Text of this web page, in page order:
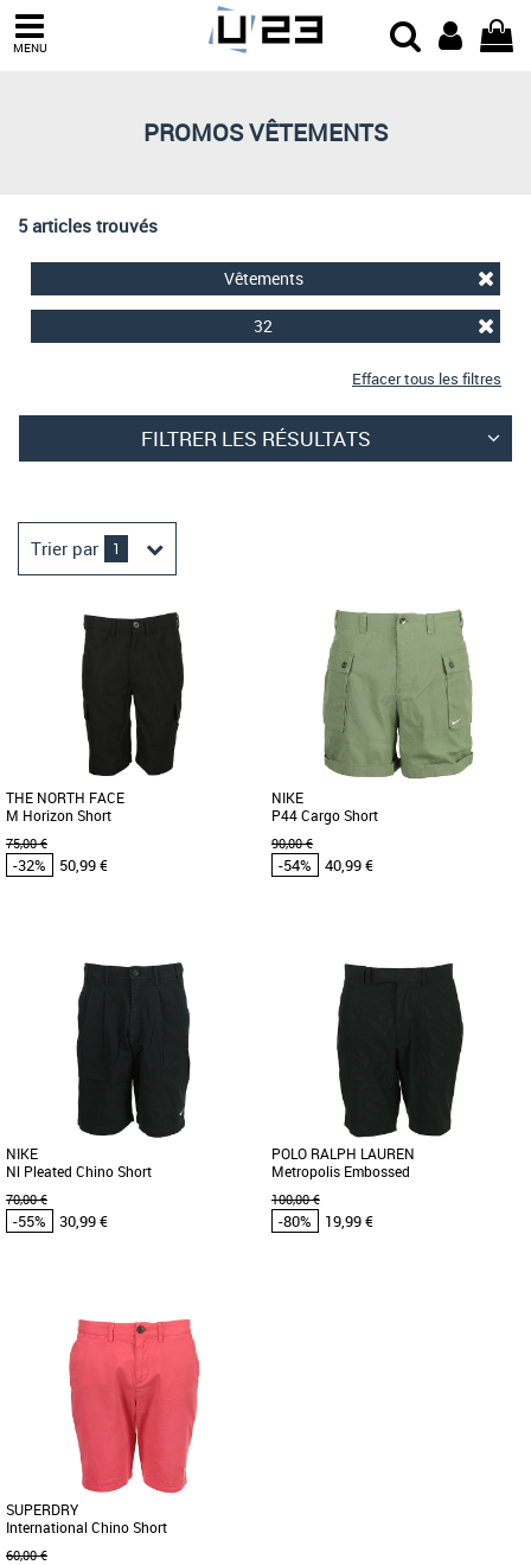
MENU
PROMOS VÊTEMENTS
5 articles trouvés
Vêtements
32
Effacer tous les filtres
FILTRER LES RÉSULTATS
Trier par 1
Trier par
Meilleures remises
THE NORTH FACE
M Horizon Short
75,00 €
-32% 50,99 €
36 38
Vêtements pas cher et Promos
Ce short léger et confortable vous
accompagnera dans toutes vos sorties
en montagne. Il possède de [...]
NIKE
P44 Cargo Short
90,00 €
-54% 40,99 €
36 38
Vêtements pas cher et Promos
Vêtements
Confectionné dans une toile de coton
impeccable et présentant une coupe
d'inspiration militaire, ce [...]
NIKE
Nl Pleated Chino Short
70,00 €
-55% 30,99 €
36 38
Vêtements pas cher et Promos
Vêtements
Ce short chino plissé sur le devant est
conçu pour durer toute la vie. Sa coupe
décontractée offre [...]
POLO RALPH LAUREN
Metropolis Embossed
100,00 €
-80% 19,99 €
SUPERDRY
International Chino Short
60,00 €